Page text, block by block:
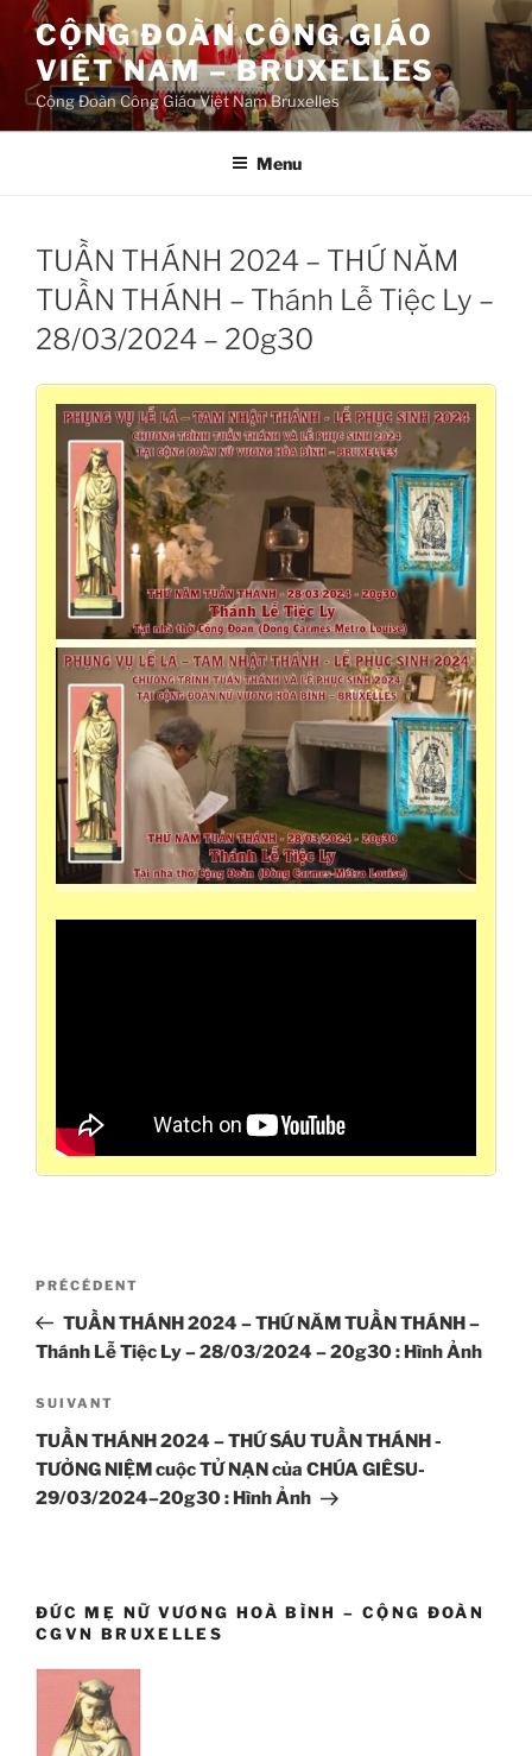
Aller
contenu
principal
CỘNG ĐOÀN CÔNG GIÁO
VIỆT NAM – BRUXELLES
Cộng Đoàn Công Giáo Việt Nam Bruxelles
Menu
TUẦN THÁNH 2024 – THỨ NĂM
TUẦN THÁNH – Thánh Lễ Tiệc Ly –
28/03/2024 – 20g30
Navigation
l’article
Article
précédent
PRÉCÉDENT
TUẦN THÁNH 2024 – THỨ NĂM TUẦN THÁNH –
Thánh Lễ Tiệc Ly – 28/03/2024 – 20g30 : Hình Ảnh
Article
suivant
SUIVANT
TUẦN THÁNH 2024 – THỨ SÁU TUẦN THÁNH -
TƯỞNG NIỆM cuộc TỬ NẠN của CHÚA GIÊSU-
29/03/2024–20g30 : Hình Ảnh
ĐỨC MẸ NỮ VƯƠNG HOÀ BÌNH – CỘNG ĐOÀN
CGVN BRUXELLES